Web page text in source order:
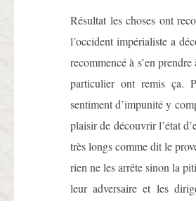
Résultat les choses ont
l’occident impérialiste a
recommencé à s’en
particulier ont remis ça.
sentiment d’impunité y
plaisir de découvrir l’état
très longs comme dit le
rien ne les arrête sinon la
leur adversaire et les